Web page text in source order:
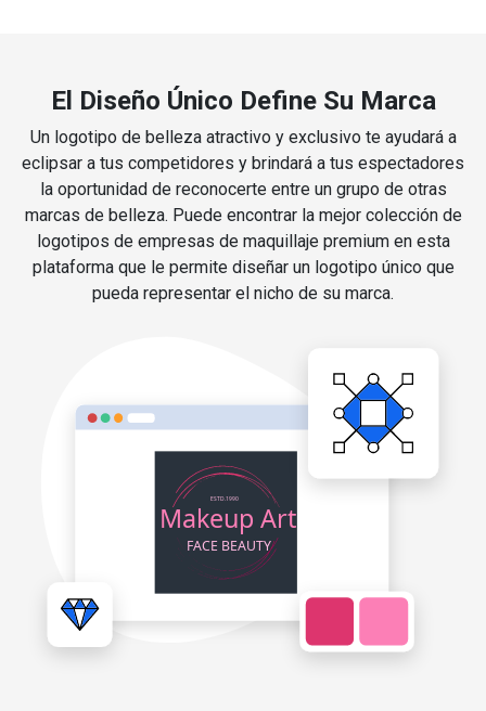
El Diseño Único Define Su Marca
Un logotipo de belleza atractivo y exclusivo te ayudará a
eclipsar a tus competidores y brindará a tus espectadores
la oportunidad de reconocerte entre un grupo de otras
marcas de belleza. Puede encontrar la mejor colección de
logotipos de empresas de maquillaje premium en esta
plataforma que le permite diseñar un logotipo único que
pueda representar el nicho de su marca.